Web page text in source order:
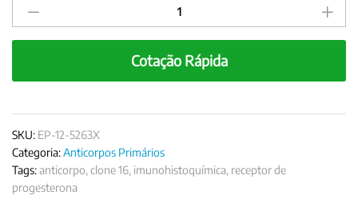
Receptor
de
Progesterona,
16
Cotação Rápida
SKU: EP-12-5263X
Categoria:Anticorpos Primários
Tags:anticorpo,clone 16, imunohistoquímica, receptor de
progesterona